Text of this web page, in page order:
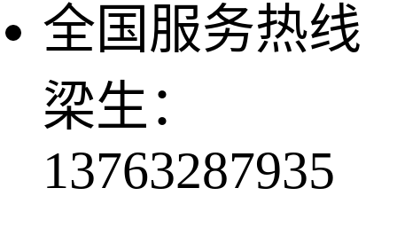
全国服务热线
梁生：
13763287935